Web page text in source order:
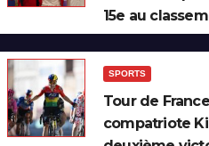
15e au
SPORTS
Tour de
compatriote